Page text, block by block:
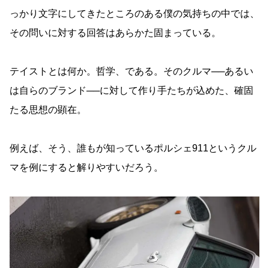
っかり文字にしてきたところのある僕の気持ちの中では、
その問いに対する回答はあらかた固まっている。
テイストとは何か。哲学、である。そのクルマ──あるい
は自らのブランド──に対して作り手たちが込めた、確固
たる思想の顕在。
例えば、そう、誰もが知っているポルシェ911というクル
マを例にすると解りやすいだろう。